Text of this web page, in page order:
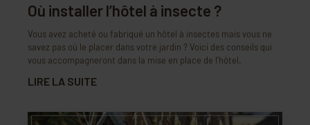
Où installer l’hôtel à insecte ?
Vous avez acheté ou fabriqué un hôtel à insectes mais vous ne
savez pas où le placer dans votre jardin ? Voici des conseils qui
vous accompagneront dans la mise en place de l'hôtel.
LIRE LA SUITE